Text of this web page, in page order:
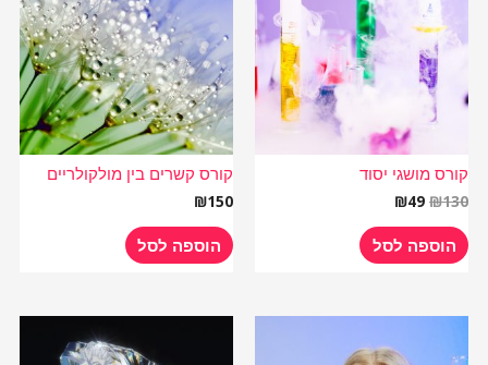
קורס מושגי יסוד
₪130
₪130.
₪49
₪49.
הוספה לסל
קורס קשרים בין מולקולריים
₪150
הוספה לסל